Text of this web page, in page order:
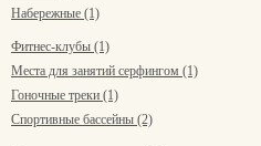
Набережные (1)
Фитнес-клубы (1)
Места для занятий серфингом (1)
Гоночные треки (1)
Спортивные бассейны (2)